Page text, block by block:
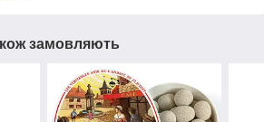
замовляють